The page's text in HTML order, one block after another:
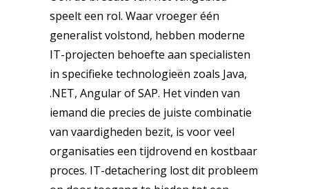
speelt een rol. Waar vroeger één
generalist volstond, hebben moderne
IT-projecten behoefte aan specialisten
in specifieke technologieën zoals Java,
.NET, Angular of SAP. Het vinden van
iemand die precies de juiste combinatie
van vaardigheden bezit, is voor veel
organisaties een tijdrovend en kostbaar
proces. IT-detachering lost dit probleem